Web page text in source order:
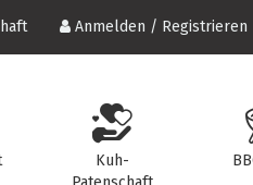
Anmelden / Registrieren
Kuh-